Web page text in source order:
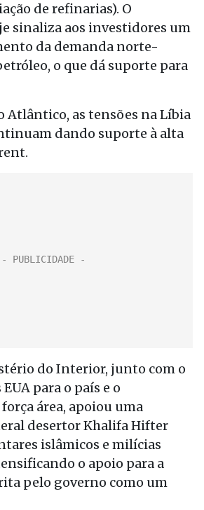
de refinarias). O
sinaliza aos investidores um
da demanda norte-
o que dá suporte para
Atlântico, as tensões na Líbia
dando suporte à alta
do Interior, junto com o
para o país e o
área, apoiou uma
desertor Khalifa Hifter
islâmicos e milícias
o apoio para a
pelo governo como um